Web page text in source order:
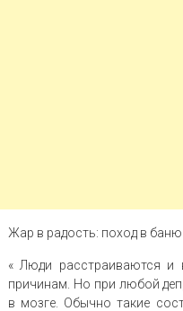
Жар в радость: поход в
« Люди расстраиваются
причинам. Но при любой
в мозге. Обычно такие